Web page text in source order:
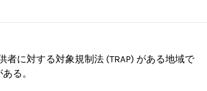
に対する対象規制法 (TRAP) がある地域で
る。